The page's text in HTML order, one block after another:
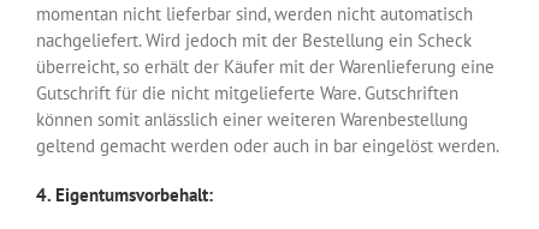
momentan nicht lieferbar sind, werden nicht automatisch
nachgeliefert. Wird jedoch mit der Bestellung ein Scheck
überreicht, so erhält der Käufer mit der Warenlieferung eine
Gutschrift für die nicht mitgelieferte Ware. Gutschriften
können somit anlässlich einer weiteren Warenbestellung
geltend gemacht werden oder auch in bar eingelöst werden.
4. Eigentumsvorbehalt: